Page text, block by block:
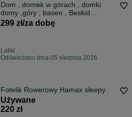
Dom , domek w górach , domki
domy ,góry , basen , Beskid
Żywiecki Śląsk Milówka Koniaków
299 zł/za dobę
Laliki
Odświeżono dnia 05 sierpnia 2026
Fotelik Rowerowy Hamax sleepy
Używane
220 zł